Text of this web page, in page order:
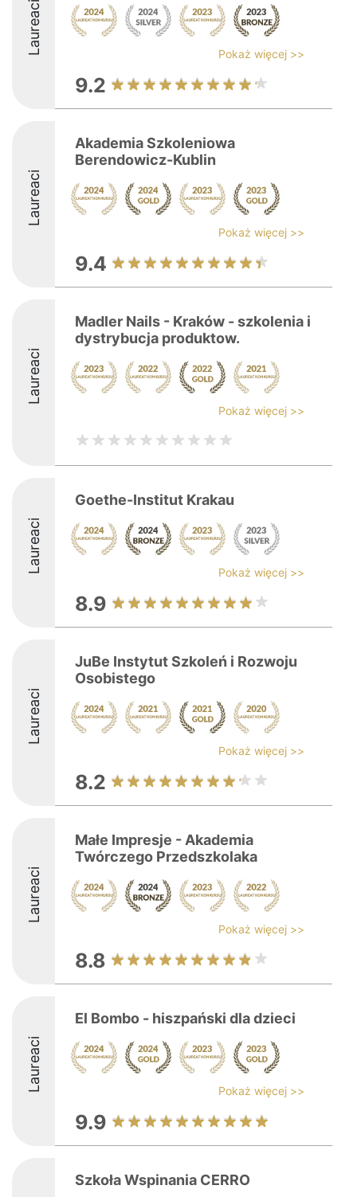
Laureaci Pokaż więcej >>
9.2
Laureaci
Akademia Szkoleniowa
Berendowicz-Kublin
Pokaż więcej >>
9.4
Laureaci
Madler Nails - Kraków - szkolenia i
dystrybucja produktow.
Pokaż więcej >>
Laureaci
Goethe-Institut Krakau
Pokaż więcej >>
8.9
Laureaci
JuBe Instytut Szkoleń i Rozwoju
Osobistego
Pokaż więcej >>
8.2
Laureaci
Małe Impresje - Akademia
Twórczego Przedszkolaka
Pokaż więcej >>
8.8
Laureaci
El Bombo - hiszpański dla dzieci
Pokaż więcej >>
9.9
Szkoła Wspinania CERRO